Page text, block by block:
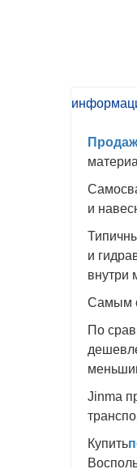
и
и
внутри
Самым
По
Jinma
Купить